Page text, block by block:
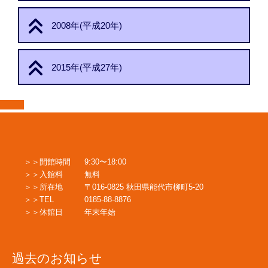
2008年(平成20年)
2015年(平成27年)
開館時間
9:30〜18:00
入館料
無料
所在地
〒016-0825 秋田県能代市柳町5-20
TEL
0185-88-8876
休館日
年末年始
過去のお知らせ